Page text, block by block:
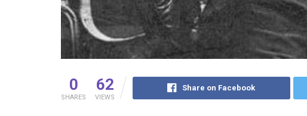
0
SHARES
62
VIEWS
Share on Facebook